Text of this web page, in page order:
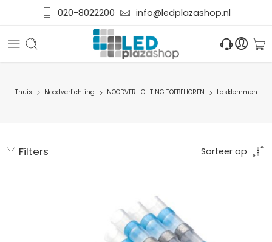
020-8022200 info@ledplazashop.nl
Thuis Noodverlichting NOODVERLICHTING TOEBEHOREN Lasklemmen
Filters Sorteer op